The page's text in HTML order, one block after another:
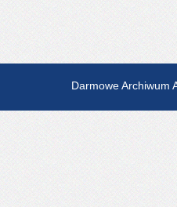
Darmowe Archiwum